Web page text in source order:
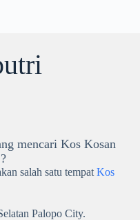
mencari Kos Kosan
salah satu tempat Kos
Palopo City.